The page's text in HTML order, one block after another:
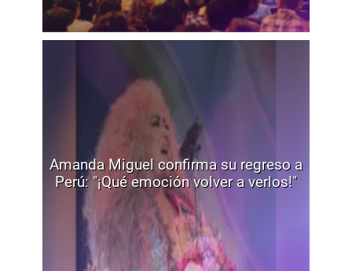
Amanda Miguel confirma su regreso a
Perú: "¡Qué emoción volver a verlos!"